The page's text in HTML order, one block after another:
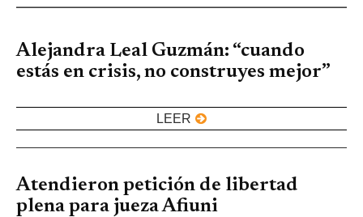
Alejandra Leal Guzmán: “cuando
estás en crisis, no construyes mejor”
LEER
Atendieron petición de libertad
plena para jueza Afiuni